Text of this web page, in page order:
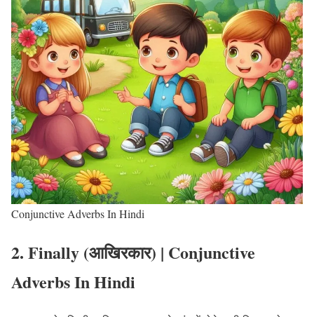
Conjunctive Adverbs In Hindi
2. Finally (आखिरकार) | Conjunctive
Adverbs In Hindi